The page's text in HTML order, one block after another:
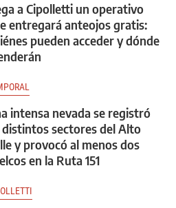
a Cipolletti un operativo
entregará anteojos gratis:
pueden acceder y dónde
intensa nevada se registró
distintos sectores del Alto
y provocó al menos dos
en la Ruta 151